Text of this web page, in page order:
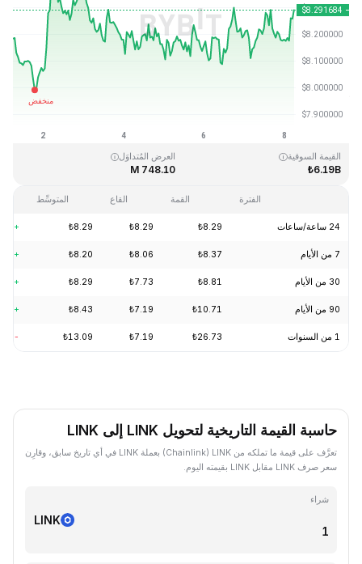
القمَّة التاريخية
₺0.148183
القيمة السوقية
₺6.19B
العرض المُتداوَل
748.10 M
الفترة القمة القاع المتوسِّط
24 ساعة/ساعات ₺8.29
₺8.29
₺8.29
+2.07%
7 من الأيام ₺8.37
₺8.06
₺8.20
+0.73%
30 من الأيام ₺8.81
₺7.73
₺8.29
+8.02%
90 من الأيام ₺10.71
₺7.19
₺8.43
+3.97%
1 من السنوات ₺26.73
₺7.19
₺13.09
-56.30%
حاسبة القيمة التاريخية لتحويل LINK إلى LINK
تعرَّف على قيمة ما تملكه من LINK ‏(Chainlink) بعملة LINK في أي تاريخ سابق، وقارِن
سعر صرف LINK مقابل LINK بقيمته اليوم.
شراء
LINK